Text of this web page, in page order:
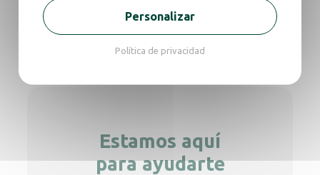
Papelera de reciclaje negra 13L con 3
Estamos aquí
para ayudarte
Personalizar
Política de privacidad